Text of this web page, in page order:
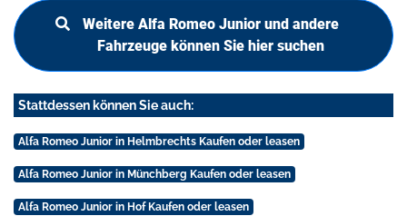
Weitere Alfa Romeo Junior und andere
Fahrzeuge können Sie hier suchen
Stattdessen können Sie auch:
Alfa Romeo Junior in Helmbrechts Kaufen oder leasen
Alfa Romeo Junior in Münchberg Kaufen oder leasen
Alfa Romeo Junior in Hof Kaufen oder leasen